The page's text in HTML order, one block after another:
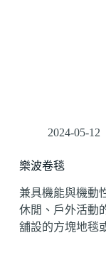
2024-05-12
樂波卷毯
兼具機能與機動
休閒、戶外活動
舖設的方塊地毯